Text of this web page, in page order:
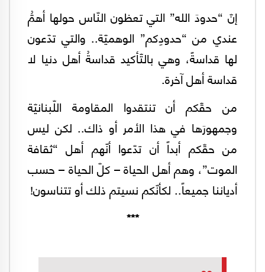
إنّ “حدودَ الله” التي تعظون النّاس حولها أهمُّ
عندي من “حدودِكم” الوهميّة.. والتي تدّعون
لها قداسةً، وهي بالتّأكيد قداسةُ أهل دنيا لا
قداسة أهل آخرة.
من حقّكم أن تنتقدوا المقاومة اللّبنانيّة
وجمهورَها في هذا الأمر أو ذاك.. لكن ليس
من حقّكم أبداً أن تدّعوا أنّهم أهل “ثقافة
الموت”، وهم أهل الحياة – كلّ الحياة – حسب
أدياننا جميعاً.. لكأنّكم نسيتم ذلك أو تتناسون!
***